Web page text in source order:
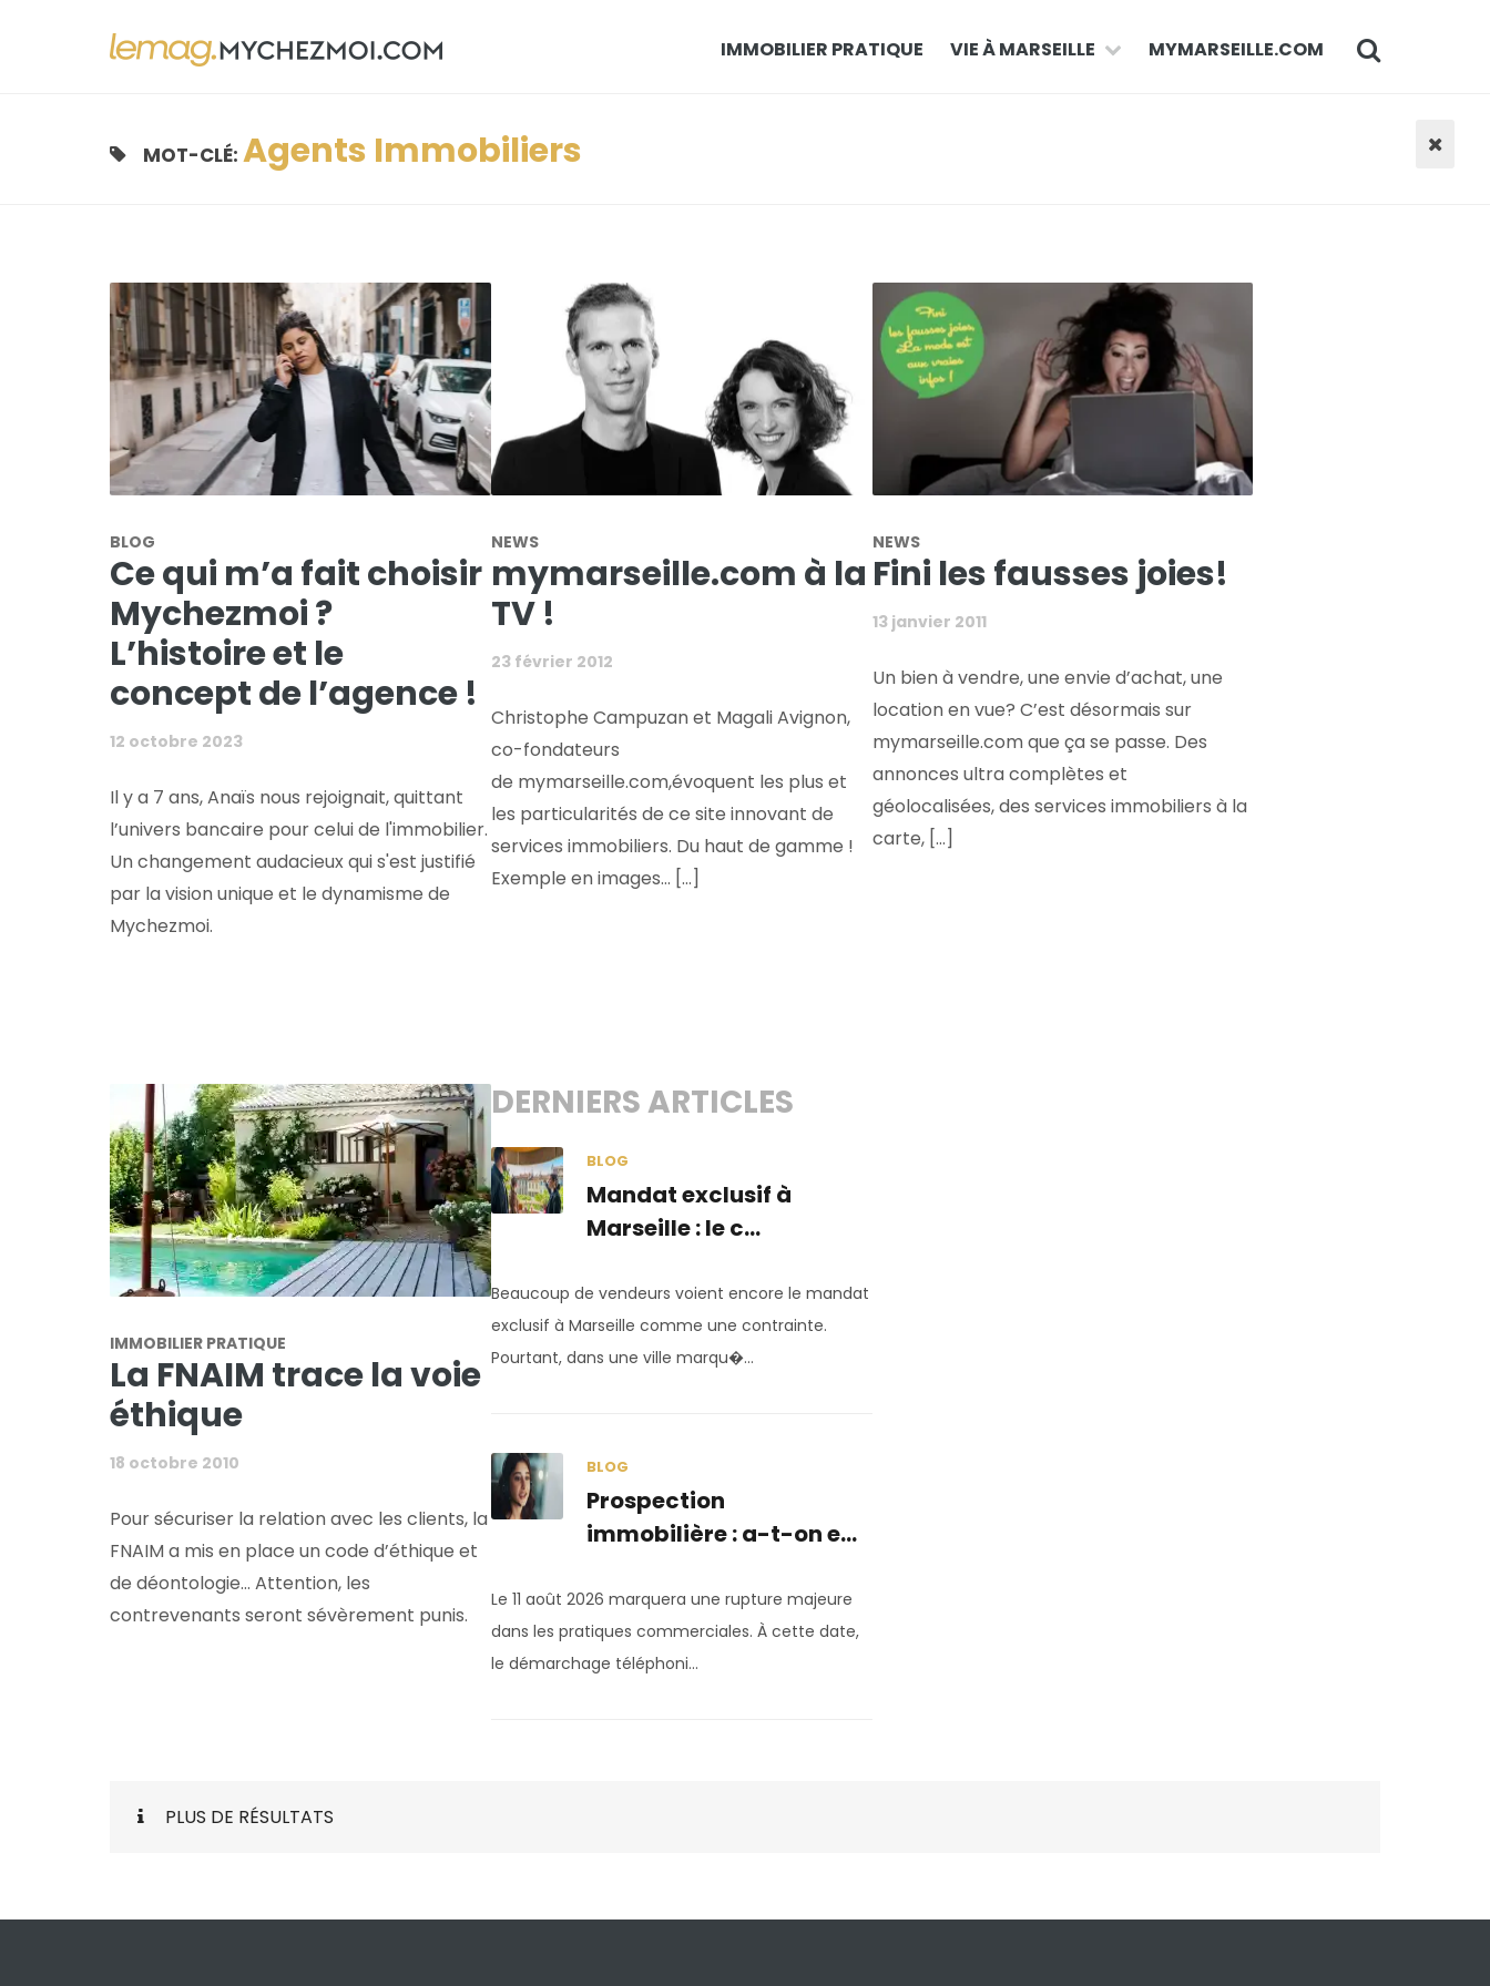
IMMOBILIER PRATIQUE VIE À MARSEILLE MYMARSEILLE.COM
MOT-CLÉ:Agents Immobiliers
BLOG
Ce qui m’a fait choisir
Mychezmoi ?
L’histoire et le
concept de l’agence !
12 octobre 2023
Il y a 7 ans, Anaïs nous rejoignait, quittant
l’univers bancaire pour celui de l'immobilier.
Un changement audacieux qui s'est justifié
par la vision unique et le dynamisme de
Mychezmoi.
NEWS
mymarseille.com à la
TV !
23 février 2012
Christophe Campuzan et Magali Avignon,
co-fondateurs
de mymarseille.com,évoquent les plus et
les particularités de ce site innovant de
services immobiliers. Du haut de gamme !
Exemple en images… [...]
NEWS
Fini les fausses joies!
13 janvier 2011
Un bien à vendre, une envie d’achat, une
location en vue? C’est désormais sur
mymarseille.com que ça se passe. Des
annonces ultra complètes et
géolocalisées, des services immobiliers à la
carte, [...]
IMMOBILIER PRATIQUE
La FNAIM trace la voie
éthique
18 octobre 2010
Pour sécuriser la relation avec les clients, la
FNAIM a mis en place un code d’éthique et
de déontologie… Attention, les
contrevenants seront sévèrement punis.
DERNIERS ARTICLES
BLOG
Mandat exclusif à
Marseille : le c...
Beaucoup de vendeurs voient encore le mandat
exclusif à Marseille comme une contrainte.
Pourtant, dans une ville marqu�...
BLOG
Prospection
immobilière : a-t-on e...
Le 11 août 2026 marquera une rupture majeure
dans les pratiques commerciales. À cette date,
le démarchage téléphoni...
PLUS DE RÉSULTATS